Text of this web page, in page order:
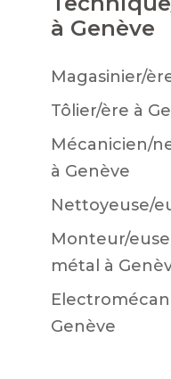
à Genève
Magasinier/
Tôlier/ère à
Mécanicien/
à Genève
Nettoyeuse/
Monteur/
métal à
Genève